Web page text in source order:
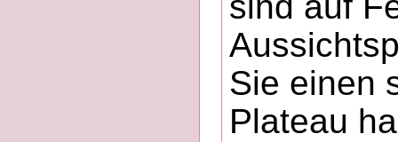
Sie einen
Plateau